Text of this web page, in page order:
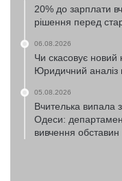
20% до зарплати
рішення перед
06.08.2026
Чи скасовує новий
Юридичний аналіз
05.08.2026
Вчителька випала
Одеси:
вивчення обставин